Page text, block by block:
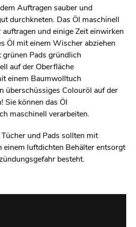
Auftragen sauber und
durchkneten. Das Öl maschinell
und einige Zeit einwirken
Öl mit einem Wischer abziehen
Pads gründlich
auf der Oberfläche
einem Baumwolltuch
überschüssiges Colouröl auf der
Sie können das Öl
maschinell verarbeiten.
und Pads sollten mit
einem luftdichten Behälter entsorgt
besteht.